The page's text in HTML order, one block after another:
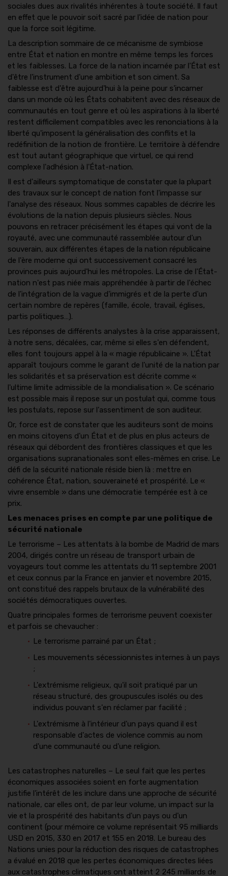
sociales dues aux rivalités inhérentes à toute société. Il faut
en effet que le pouvoir soit sacré par l'idée de nation pour
que la force soit légitime.
La description sommaire de ce mécanisme de symbiose
entre État et nation en montre en même temps les forces
et les faiblesses. La force de la nation incarnée par l'État est
d'être l'instrument d'une ambition et son ciment. Sa
faiblesse est d'être aujourd'hui à la peine pour s'incarner
dans un monde où les États cohabitent avec des réseaux de
communautés en tout genre et où les aspirations à la liberté
restent difficilement compatibles avec les renonciations à la
liberté qu'imposent la généralisation des conflits et la
redéfinition de la notion de frontière. Le territoire à défendre
est tout autant géographique que virtuel, ce qui rend
complexe l'adhésion à l'État-nation.
Il est d'ailleurs symptomatique de constater que la plupart
des travaux sur le concept de nation font l'impasse sur
l'analyse des réseaux. Nous sommes capables de décrire les
évolutions de la nation depuis plusieurs siècles. Nous
pouvons en retracer précisément les étapes qui vont de la
royauté, avec une communauté rassemblée autour d'un
souverain, aux différentes étapes de la nation républicaine
de l'ère moderne qui ont successivement consacré les
provinces puis aujourd'hui les métropoles. La crise de l'État-
nation n'est pas niée mais appréhendée à partir de l'échec
de l'intégration de la vague d'immigrés et de la perte d'un
certain nombre de repères (famille, école, travail, églises,
partis politiques…).
Les réponses de différents analystes à la crise apparaissent,
à notre sens, décalées, car, même si elles s'en défendent,
elles font toujours appel à la « magie républicaine ». L'État
apparaît toujours comme le garant de l'unité de la nation par
les solidarités et sa préservation est décrite comme «
l'ultime limite admissible de la mondialisation ». Ce scénario
est possible mais il repose sur un postulat qui, comme tous
les postulats, repose sur l'assentiment de son auditeur.
Or, force est de constater que les auditeurs sont de moins
en moins citoyens d'un État et de plus en plus acteurs de
réseaux qui débordent des frontières classiques et que les
organisations supranationales sont elles-mêmes en crise. Le
défi de la sécurité nationale réside bien là : mettre en
cohérence État, nation, souveraineté et prospérité. Le «
vivre ensemble » dans une démocratie tempérée est à ce
prix.
Les menaces prises en compte par une politique de
sécurité nationale
Le terrorisme – Les attentats à la bombe de Madrid de mars
2004, dirigés contre un réseau de transport urbain de
voyageurs tout comme les attentats du 11 septembre 2001
et ceux connus par la France en janvier et novembre 2015,
ont constitué des rappels brutaux de la vulnérabilité des
sociétés démocratiques ouvertes.
Quatre principales formes de terrorisme peuvent coexister
et parfois se chevaucher :
Le terrorisme parrainé par un État ;
Les mouvements sécessionnistes internes à un pays
;
L'extrémisme religieux, qu'il soit pratiqué par un
réseau structuré, des groupuscules isolés ou des
individus pouvant s'en réclamer par facilité ;
L'extrémisme à l'intérieur d'un pays quand il est
responsable d'actes de violence commis au nom
d'une communauté ou d'une religion.
Les catastrophes naturelles – Le seul fait que les pertes
économiques associées soient en forte augmentation
justifie l'intérêt de les inclure dans une approche de sécurité
nationale, car elles ont, de par leur volume, un impact sur la
vie et la prospérité des habitants d'un pays ou d'un
continent (pour mémoire ce volume représentait 95 milliards
USD en 2015, 330 en 2017 et 155 en 2018. Le bureau des
Nations unies pour la réduction des risques de catastrophes
a évalué en 2018 que les pertes économiques directes liées
aux catastrophes climatiques ont atteint 2 245 milliards de